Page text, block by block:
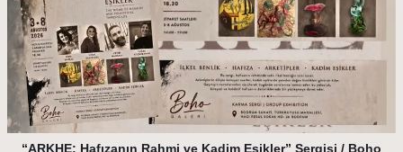
“ARKHE: Hafızanın Rahmi ve Kadim Eşikler” Sergisi / Boho